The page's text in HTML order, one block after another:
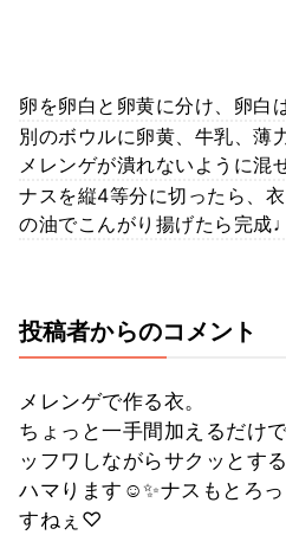
卵を卵白と卵黄に分け、卵白
別のボウルに卵黄、牛乳、薄
メレンゲが潰れないように混
ナスを縦4等分に切ったら、
の油でこんがり揚げたら完成♩
投稿者からのコメント
メレンゲで作る衣。
ちょっと一手間加えるだけ
ッフワしながらサクッとす
ハマります☺️✨ナスもとろ
すねぇ♡